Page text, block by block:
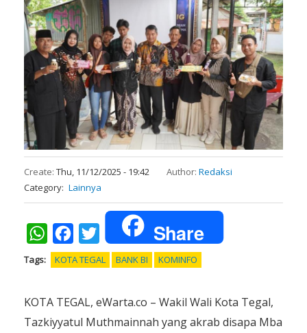
Create: Thu, 11/12/2025 - 19:42 Author: Redaksi
Category Lainnya
WhatsAppFacebookTwitter Share
Tags KOTA TEGAL BANK BI KOMINFO
KOTA TEGAL, eWarta.co – Wakil Wali Kota Tegal,
Tazkiyyatul Muthmainnah yang akrab disapa Mba